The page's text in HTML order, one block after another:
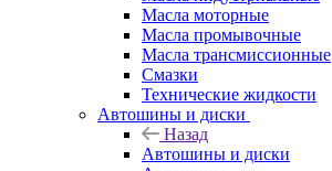
Масла моторные
Масла промывочные
Масла трансмиссионные
Смазки
Технические жидкости
Автошины и диски
Назад
Автошины и диски